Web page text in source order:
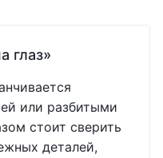
глаз»
или разбитыми
стоит сверить
деталей,